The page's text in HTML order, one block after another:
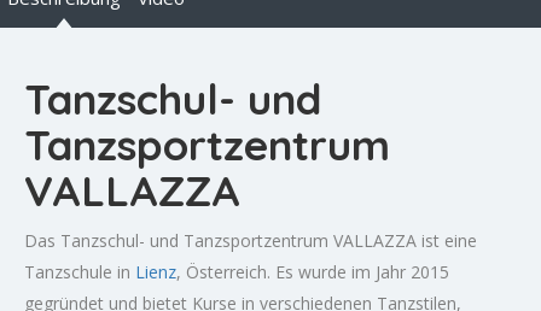
Tanzschul- und
Tanzsportzentrum
VALLAZZA
Das Tanzschul- und Tanzsportzentrum VALLAZZA ist eine
Tanzschule in Lienz, Österreich. Es wurde im Jahr 2015
gegründet und bietet Kurse in verschiedenen Tanzstilen,